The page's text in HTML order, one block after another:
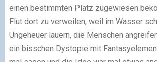
einen bestimmten Platz zugewiesen
Flut dort zu verweilen, weil im Wasser
Ungeheuer lauern, die Menschen
ein bisschen Dystopie mit